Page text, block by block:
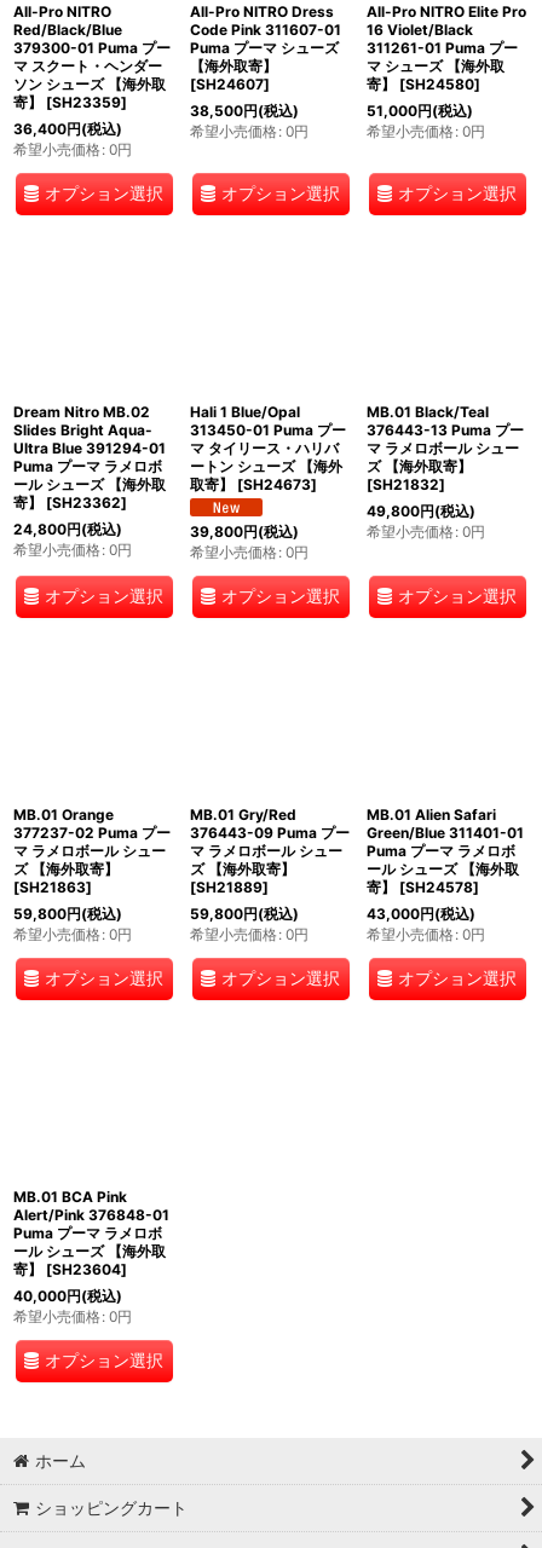
All-Pro NITRO
Red/Black/Blue
379300-01 Puma プー
マ スクート・ヘンダー
ソン シューズ 【海外取
寄】
[SH23359]
36,400円(税込)
希望小売価格: 0円
オプション選択
All-Pro NITRO Dress
Code Pink 311607-01
Puma プーマ シューズ
【海外取寄】
[SH24607]
38,500円(税込)
希望小売価格: 0円
オプション選択
All-Pro NITRO Elite Pro
16 Violet/Black
311261-01 Puma プー
マ シューズ 【海外取
寄】
[SH24580]
51,000円(税込)
希望小売価格: 0円
オプション選択
Dream Nitro MB.02
Slides Bright Aqua-
Ultra Blue 391294-01
Puma プーマ ラメロボ
ール シューズ 【海外取
寄】
[SH23362]
24,800円(税込)
希望小売価格: 0円
オプション選択
Hali 1 Blue/Opal
313450-01 Puma プー
マ タイリース・ハリバ
ートン シューズ 【海外
取寄】
[SH24673]
39,800円(税込)
希望小売価格: 0円
オプション選択
MB.01 Black/Teal
376443-13 Puma プー
マ ラメロボール シュー
ズ 【海外取寄】
[SH21832]
49,800円(税込)
希望小売価格: 0円
オプション選択
MB.01 Orange
377237-02 Puma プー
マ ラメロボール シュー
ズ 【海外取寄】
[SH21863]
59,800円(税込)
希望小売価格: 0円
オプション選択
MB.01 Gry/Red
376443-09 Puma プー
マ ラメロボール シュー
ズ 【海外取寄】
[SH21889]
59,800円(税込)
希望小売価格: 0円
オプション選択
MB.01 Alien Safari
Green/Blue 311401-01
Puma プーマ ラメロボ
ール シューズ 【海外取
寄】
[SH24578]
43,000円(税込)
希望小売価格: 0円
オプション選択
MB.01 BCA Pink
Alert/Pink 376848-01
Puma プーマ ラメロボ
ール シューズ 【海外取
寄】
[SH23604]
40,000円(税込)
希望小売価格: 0円
オプション選択
ホーム
ショッピングカート